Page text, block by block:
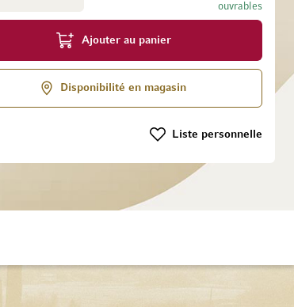
ouvrables
Ajouter au panier
Disponibilité en magasin
Liste personnelle